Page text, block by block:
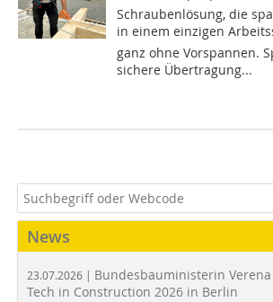
Schraubenlösung, die
in einem einzigen
ganz ohne Vorspannen.
sichere Übertragung...
News
23.07.2026 | Bundesbauministerin
Tech in Construction 2026 in Berlin